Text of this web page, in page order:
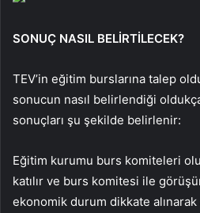
SONUÇ NASIL BELİRTİLECEK?
TEV’in eğitim burslarına talep
sonucun nasıl belirlendiği
sonuçları şu şekilde belirlenir:
Eğitim kurumu burs komiteleri
katılır ve burs komitesi ile
ekonomik durum dikkate